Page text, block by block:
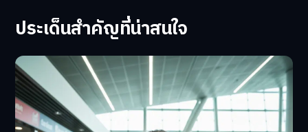
ประเด็นสำคัญที่น่าสนใจ